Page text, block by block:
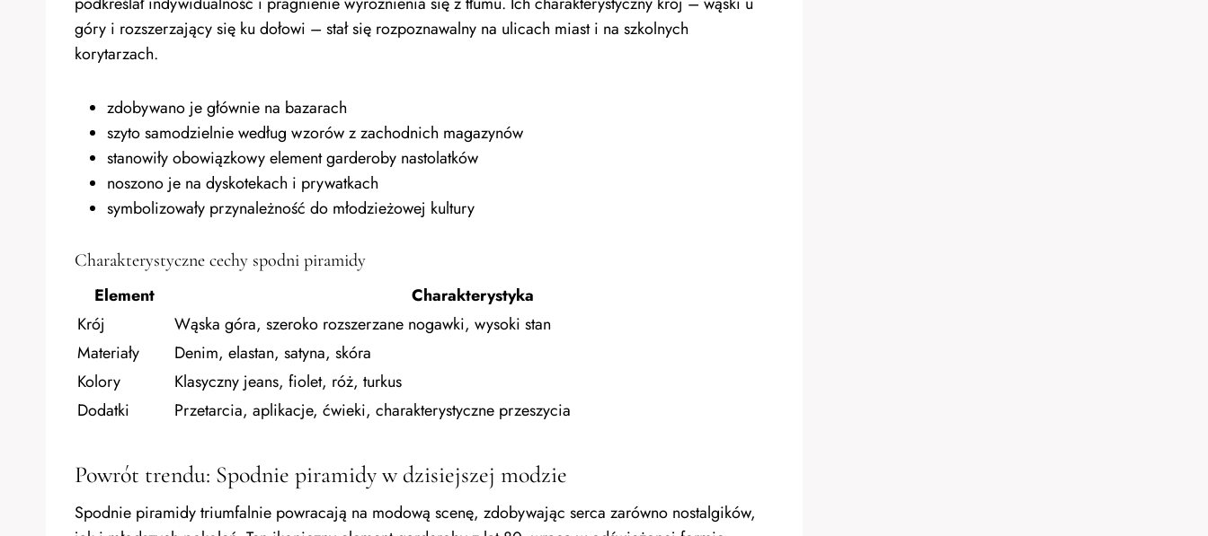
góry i rozszerzający się ku dołowi – stał się rozpoznawalny na ulicach miast i na szkolnych
korytarzach.
zdobywano je głównie na bazarach
szyto samodzielnie według wzorów z zachodnich magazynów
stanowiły obowiązkowy element garderoby nastolatków
noszono je na dyskotekach i prywatkach
symbolizowały przynależność do młodzieżowej kultury
Charakterystyczne cechy spodni piramidy
Element
Charakterystyka
Krój
Wąska góra, szeroko rozszerzane nogawki, wysoki stan
Materiały
Denim, elastan, satyna, skóra
Kolory
Klasyczny jeans, fiolet, róż, turkus
Dodatki
Przetarcia, aplikacje, ćwieki, charakterystyczne przeszycia
Powrót trendu: Spodnie piramidy w dzisiejszej modzie
Spodnie piramidy triumfalnie powracają na modową scenę, zdobywając serca zarówno nostalgików,